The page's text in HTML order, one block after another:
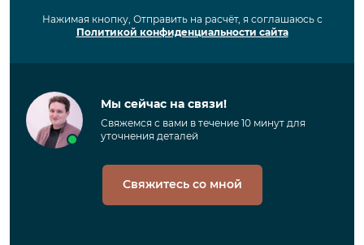
Нажимая кнопку, Отправить на расчёт, я соглашаюсь с
Политикой конфиденциальности сайта
Мы сейчас на связи!
Свяжемся с вами в течение 10 минут для
уточнения деталей
Свяжитесь со мной